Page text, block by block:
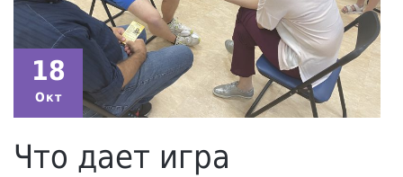
18
Окт
Что дает игра